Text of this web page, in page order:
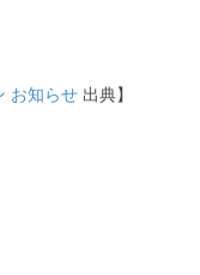
お知らせ 出典】